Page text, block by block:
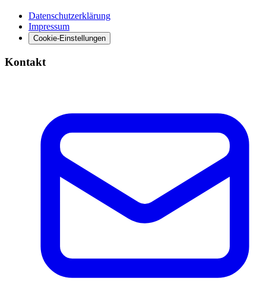
Datenschutzerklärung
Impressum
Cookie-Einstellungen
Kontakt